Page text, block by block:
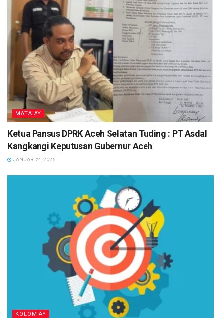
MATA AY
Ketua Pansus DPRK Aceh Selatan Tuding : PT Asdal
Kangkangi Keputusan Gubernur Aceh
JANUARI 24, 2026
KOLOM AY